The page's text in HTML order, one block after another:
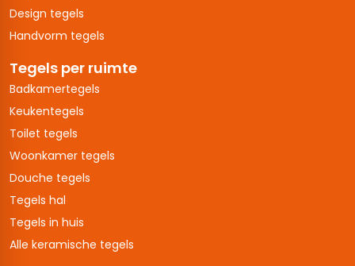
Design tegels
Handvorm tegels
Tegels per ruimte
Badkamertegels
Keukentegels
Toilet tegels
Woonkamer tegels
Douche tegels
Tegels hal
Tegels in huis
Alle keramische tegels